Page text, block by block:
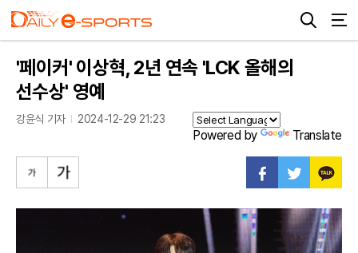
'페이커' 이상혁, 2년 연속 'LCK 올해의
선수상' 영예
강윤식 기자 2024-12-29 21:23
Powered by Translate